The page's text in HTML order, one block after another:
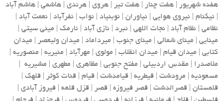
هفده شهریور | هفت چنار | هفت تیر | هروی | هرندی | هاشمی | هاشم آباد
| نیکنام | نیروی هوایی | نیاوران | نوبنیاد | نواب | نفرآباد | نعمت آباد |
نظامی | نظام آباد | نجات اللهی | نبرد | نازی آباد | نارمک | مینی سیتی |
مینایی | مینای شمالی | مینای جنوب | میرداماد | میدان ولیعصر | میدان
کتابی | میدان قیام | میدان انقلاب | مولوی | مهرآباد | منیریه | منصوریه |
ملاصدرا | مقدس اردبیلی | مفتح جنوبی | مظاهری | مطهری | مشیریه |
مسعودیه | مرودشت | قیطریه | قیامدشت | قیام | قنات کوثر | قلهک |
قلمستان | قصرالدشت | قصر فیروزه | قصر | قزل قلعه | فیروز آبادی |